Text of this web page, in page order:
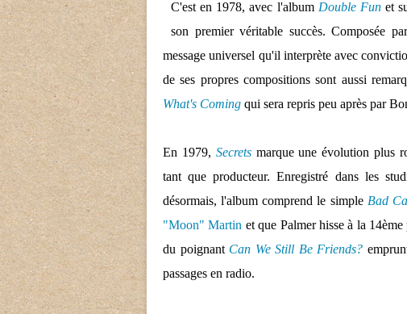
C'est en 1978, avec l'album Double Funet
son premier véritable succès. Composée
message universel qu'il interprète avec
de ses propres compositions sont aussi
What's Coming qui sera repris peu après par
En 1979, Secretsmarque une évolution plus
tant que producteur. Enregistré dans les
désormais, l'album comprend le simple Bad
"Moon" Martin et que Palmer hisse à la
du poignant Can We Still Be Friends?
passages en radio.